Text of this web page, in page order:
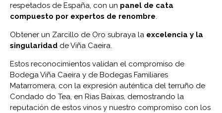
respetados de España, con un panel de cata
compuesto por expertos de renombre
Obtener un Zarcillo de Oro subraya la excelencia y la
singularidad de Viña Caeira.
Estos reconocimientos validan el compromiso de
Bodega Viña Caeira y de Bodegas Familiares
Matarromera, con la expresión auténtica del terruño de
Condado do Tea, en Rías Baixas, demostrando la
reputación de estos vinos y nuestro compromiso con los